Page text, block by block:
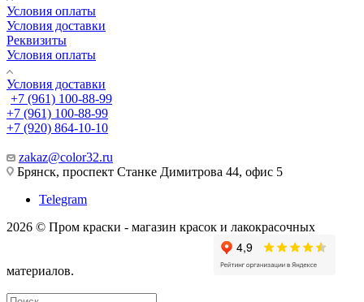
Условия оплаты
Условия доставки
Реквизиты
Условия оплаты
Условия доставки
+7 (961) 100-88-99
+7 (961) 100-88-99
+7 (920) 864-10-10
zakaz@color32.ru
Брянск, проспект Станке Димитрова 44, офис 5
Telegram
2026 © Пром краски - магазин красок и лакокрасочных
материалов.